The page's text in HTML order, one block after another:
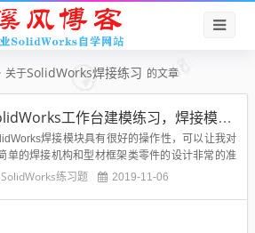
关于SolidWorks焊接练习 的文章
SolidWorks工作台建模练习，焊接模块综合基础应用实战练习
焊接模块具有很好的操作性，可以让我对
单的焊接机构和型材框架类零件的设计非常的准
捷，今天溪风就给大家以一个简单的车间工作台
SolidWorks练习题 2019-11-06